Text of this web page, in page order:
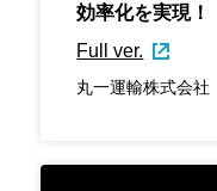
効率化を実現！
Full ver.
丸一運輸株式会社